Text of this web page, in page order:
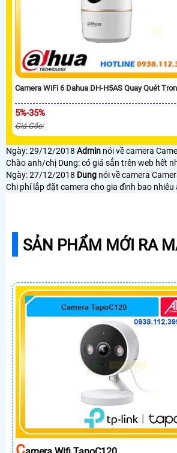
Camera WiFi 6 Dahua DH-H5AS Quay Quét
5%-35%
Giá Gốc:
Ngày: 29/12/2018 Admin nói về camera
Chào anh/chị Dung: có giá sẳn trên web hết
Ngày: 27/12/2018 Dung nói về camera
Chi phí lắp đặt camera cho gia đình bao nhiêu
SẢN PHẨM MỚI RA